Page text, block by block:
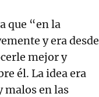
que “en la
y era desde
mejor y
él. La idea era
malos en las